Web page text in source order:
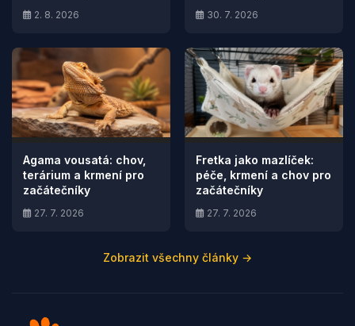
2. 8. 2026 30. 7. 2026
Agama vousatá: chov,
terárium a krmení pro
začátečníky
27. 7. 2026
Fretka jako mazlíček:
péče, krmení a chov pro
začátečníky
27. 7. 2026
Zobrazit všechny články →